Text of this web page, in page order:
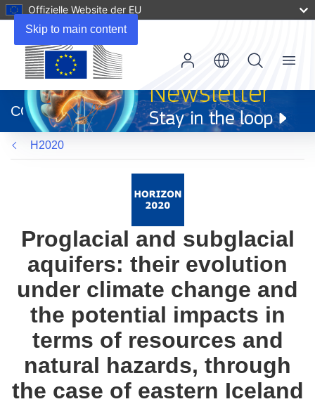
Skip to main content
Offizielle Website der EU
neuem
Fenster)
CORDIS
Menu
H2020
Proglacial and subglacial
aquifers: their evolution
under climate change and
the potential impacts in
terms of resources and
natural hazards, through
the case of eastern Iceland